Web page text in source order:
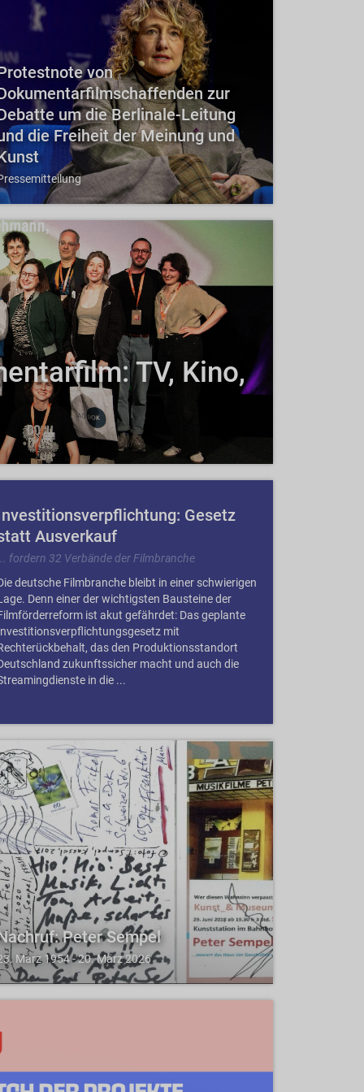
von
zur
um die Berlinale-Leitung
die Freiheit der Meinung und
TV, Kino,
Gesetz
Ausverkauf
fordern 32 Verbände der Filmbranche
deutsche Filmbranche bleibt in einer schwierigen
Denn einer der wichtigsten Bausteine der
ist akut gefährdet: Das geplante
mit
das den Produktionsstandort
zukunftssicher macht und auch die
in die ...
Peter Sempel
März 1954 - 20. März 2026